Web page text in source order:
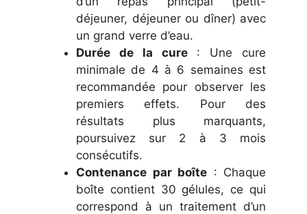
déjeuner, déjeuner ou dîner) avec
un grand verre d’eau.
Durée de la cure: Une cure
minimale de 4 à 6 semaines est
recommandée pour observer les
premiers effets. Pour des
résultats plus marquants,
poursuivez sur 2 à 3 mois
consécutifs.
Contenance par boîte : Chaque
boîte contient 30 gélules, ce qui
correspond à un traitement d’un